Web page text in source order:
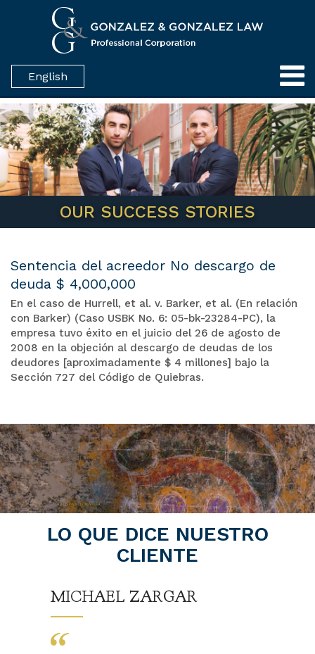
English
OUR SUCCESS STORIES
Sentencia del acreedor No descargo de
deuda $ 4,000,000
En el caso de Hurrell, et al. v. Barker, et al. (En relación
con Barker) (Caso USBK No. 6: 05-bk-23284-PC), la
empresa tuvo éxito en el juicio del 26 de agosto de
2008 en la objeción al descargo de deudas de los
deudores [aproximadamente $ 4 millones] bajo la
Sección 727 del Código de Quiebras.
LO QUE DICE NUESTRO
CLIENTE
MICHAEL ZARGAR